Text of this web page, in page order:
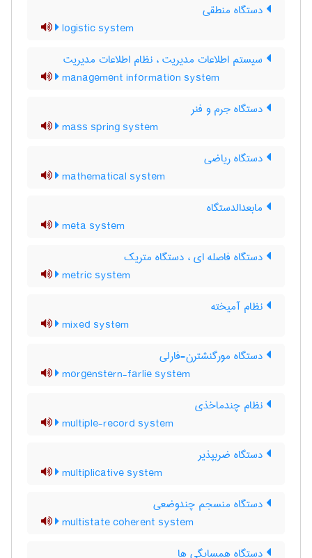
دستگاه منطقی
logistic system
سیستم اطلاعات مدیریت ، نظام اطلاعات مدیریت
management information system
دستگاه جرم و فنر
mass spring system
دستگاه ریاضی
mathematical system
مابعدالدستگاه
meta system
دستگاه فاصله ای ، دستگاه متریک
metric system
نظام آمیخته
mixed system
دستگاه مورگنشترن-فارلی
morgenstern-farlie system
نظام چندماخذی
multiple-record system
دستگاه ضربپذیر
multiplicative system
دستگاه منسجم چندوضعی
multistate coherent system
دستگاه همسایگی ها